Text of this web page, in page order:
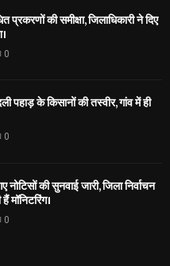
प्रकरणों की समीक्षा, जिलाधिकारी ने दिए
0
पहाड़ के किसानों की तस्वीर, गांव में ही
0
की सुनवाई जारी, जिला निर्वाचन
मॉनिटरिंग।
0